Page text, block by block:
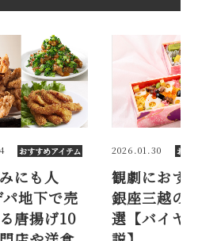
おすすめアイテム
劇におすすめ！
座三越のお弁当7
【バイヤー解
【定
リジ